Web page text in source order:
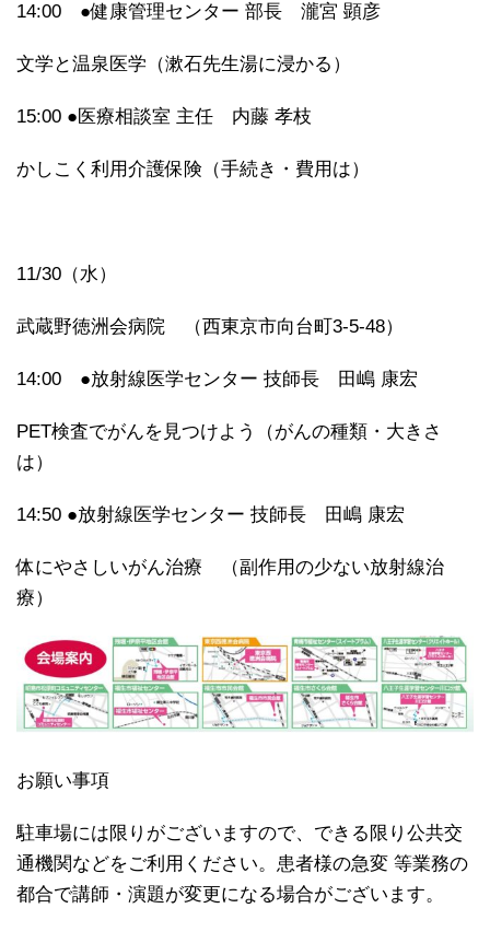
14:00 ●健康管理センター 部長 瀧宮 顕彦
文学と温泉医学（漱石先生湯に浸かる）
15:00 ●医療相談室 主任 内藤 孝枝
かしこく利用介護保険（手続き・費用は）
11/30（水）
武蔵野徳洲会病院 （西東京市向台町3-5-48）
14:00 ●放射線医学センター 技師長 田嶋 康宏
PET検査でがんを見つけよう（がんの種類・大きさ
は）
14:50 ●放射線医学センター 技師長 田嶋 康宏
体にやさしいがん治療 （副作用の少ない放射線治
療）
お願い事項
駐車場には限りがございますので、できる限り公共交
通機関などをご利用ください。患者様の急変 等業務の
都合で講師・演題が変更になる場合がございます。